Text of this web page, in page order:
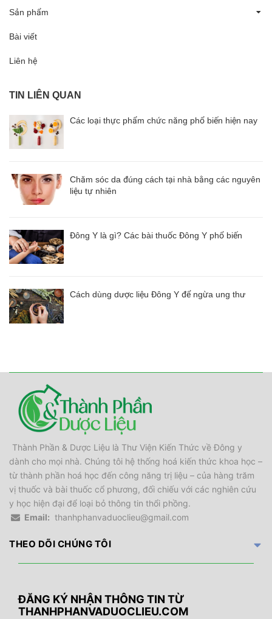
Sản phẩm
Bài viết
Liên hệ
TIN LIÊN QUAN
Các loại thực phẩm chức năng phổ biến hiện nay
Chăm sóc da đúng cách tại nhà bằng các nguyên
liệu tự nhiên
Đông Y là gì? Các bài thuốc Đông Y phổ biến
Cách dùng dược liệu Đông Y để ngừa ung thư
Thành Phần & Dược Liệu là Thư Viện Kiến Thức về Đông y
dành cho mọi nhà. Chúng tôi hệ thống hoá kiến thức khoa học –
từ thành phần hoá học đến công năng trị liệu – của hàng trăm
vị thuốc và bài thuốc cổ phương, đối chiếu với các nghiên cứu
y học hiện đại để loại bỏ thông tin thổi phồng.
Email: thanhphanvaduoclieu@gmail.com
THEO DÕI CHÚNG TÔI
ĐĂNG KÝ NHẬN THÔNG TIN TỪ
THANHPHANVADUOCLIEU.COM